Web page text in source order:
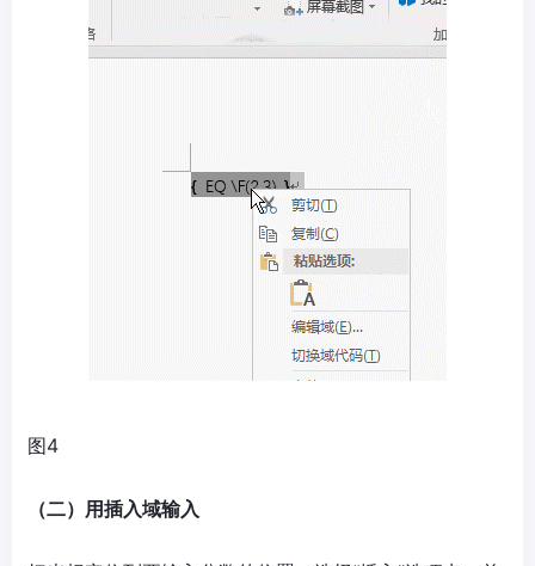
图4
（二）用插入域输入